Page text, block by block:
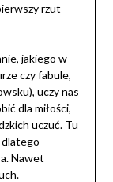
rzut
jakiego w
czy fabule,
uczy nas
dla miłości,
uczuć. Tu
dlatego
Nawet